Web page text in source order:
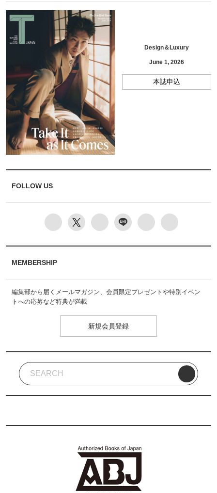
Design＆Luxury
June 1, 2026
本誌申込
FOLLOW US
MEMBERSHIP
編集部から届くメールマガジン、会員限定プレゼントや特別イベン
トへの応募など特典が満載
新規会員登録